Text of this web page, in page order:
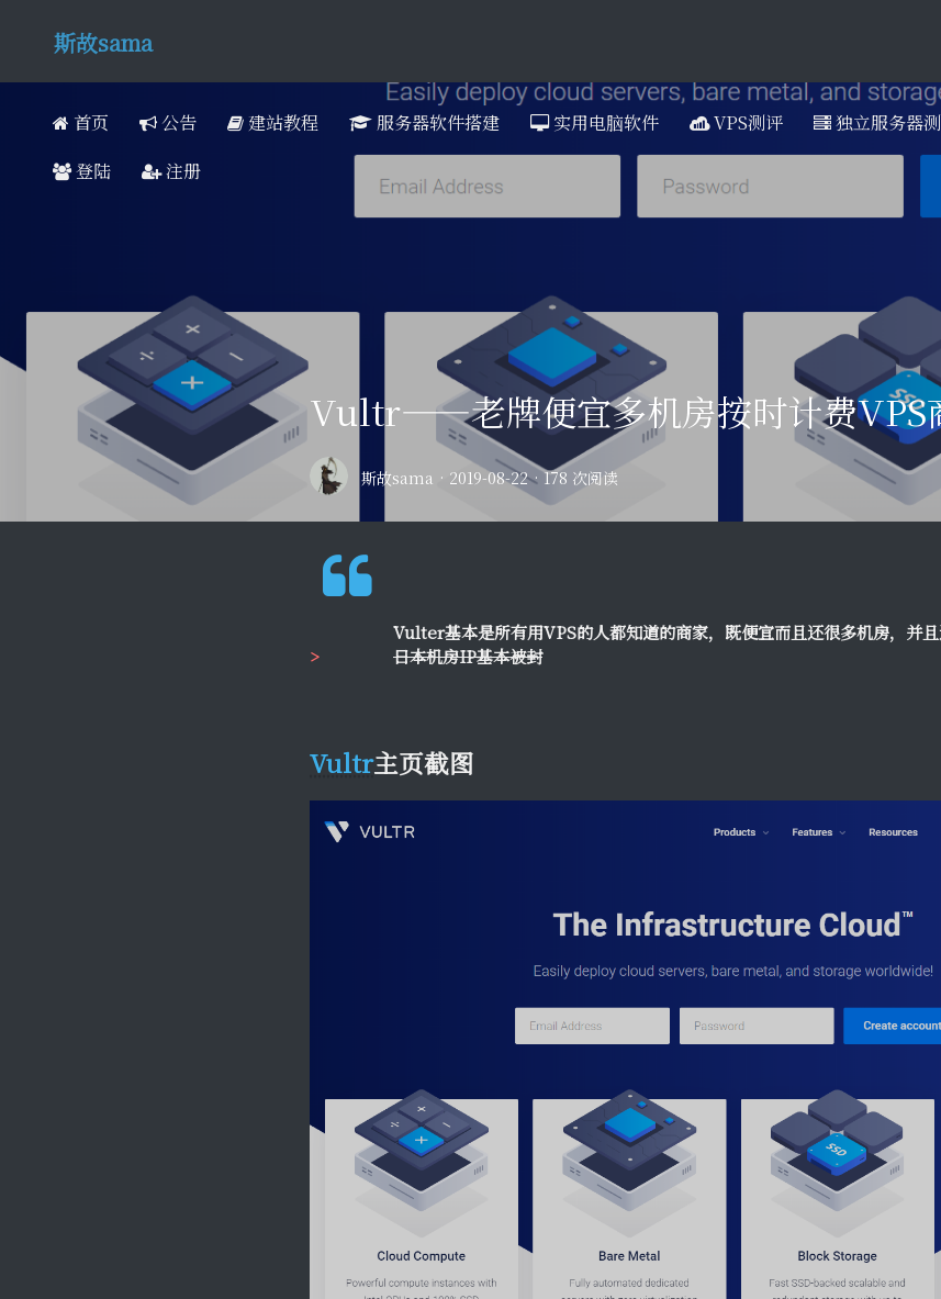
斯故sama
首页 公告 建站教程 服务器软件搭建 实用电脑软件 VPS测评 独立服务器
登陆
注册
Vultr——老牌便宜多机房按时计费VPS
斯故sama · 2019-08-22 · 178 次阅读
Vulter基本是所有用VPS的人都知道的商家，既便宜而且还很多机房，并
日本机房IP基本被封
Vultr主页截图